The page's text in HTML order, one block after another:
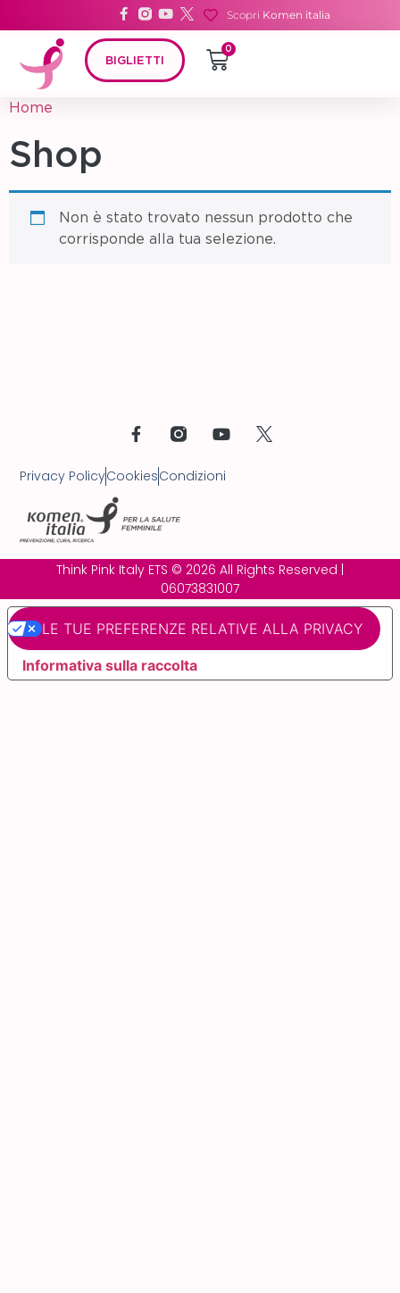
Scopri Komen italia
BIGLIETTI
0
Home
Shop
Non è stato trovato nessun prodotto che
corrisponde alla tua selezione.
Privacy PolicyCookiesCondizioni
Think Pink Italy ETS © 2026 All Rights Reserved |
06073831007
Informativa sulla raccolta
LE TUE PREFERENZE RELATIVE ALLA PRIVACY